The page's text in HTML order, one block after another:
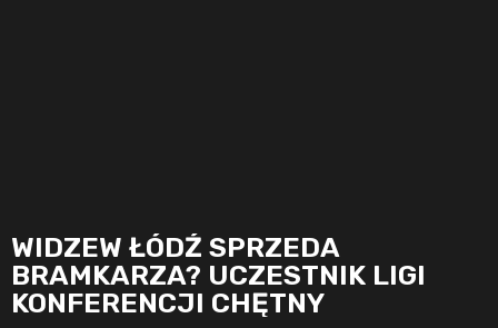
WIDZEW ŁÓDŹ SPRZEDA
BRAMKARZA? UCZESTNIK LIGI
KONFERENCJI CHĘTNY